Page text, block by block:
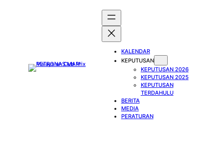
KALENDAR
KEPUTUSAN
KEPUTUSAN 2026
KEPUTUSAN 2025
KEPUTUSAN
TERDAHULU
BERITA
MEDIA
PERATURAN